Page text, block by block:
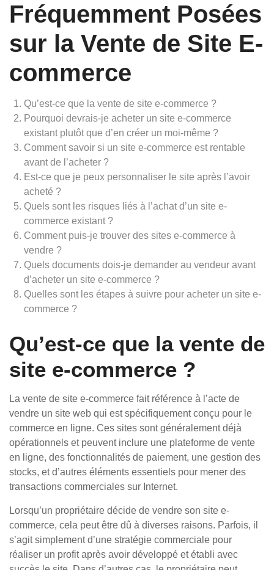
Fréquemment Posées
sur la Vente de Site E-
commerce
Qu’est-ce que la vente de site e-commerce ?
Pourquoi devrais-je acheter un site e-commerce
existant plutôt que d’en créer un moi-même ?
Comment savoir si un site e-commerce est rentable
avant de l’acheter ?
Est-ce que je peux personnaliser le site après l’avoir
acheté ?
Quels sont les risques liés à l’achat d’un site e-
commerce existant ?
Comment puis-je trouver des sites e-commerce à
vendre ?
Quels documents dois-je demander au vendeur avant
d’acheter un site e-commerce ?
Quelles sont les étapes à suivre pour acheter un site e-
commerce ?
Qu’est-ce que la vente de
site e-commerce ?
La vente de site e-commerce fait référence à l’acte de
vendre un site web qui est spécifiquement conçu pour le
commerce en ligne. Ces sites sont généralement déjà
opérationnels et peuvent inclure une plateforme de vente
en ligne, des fonctionnalités de paiement, une gestion des
stocks, et d’autres éléments essentiels pour mener des
transactions commerciales sur Internet.
Lorsqu’un propriétaire décide de vendre son site e-
commerce, cela peut être dû à diverses raisons. Parfois, il
s’agit simplement d’une stratégie commerciale pour
réaliser un profit après avoir développé et établi avec